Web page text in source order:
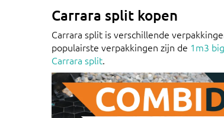
Carrara split kopen
Carrara split is verschillende
populairste verpakkingen zijn de 1m3
Carrara split.